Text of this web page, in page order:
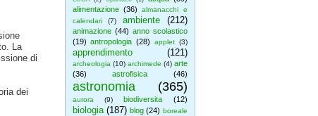
alimentazione (36)
almanacchi e
calendari
(7) ambiente (212)
animazione (44) anno scolastico
(19) antropologia (28) applet (3)
apprendimento (121)
archeologia (10) archimede (4) arte
(36)
astrofisica (46)
astronomia (365)
aurora (9) biodiversita (12)
biologia (187) blog (24) boreale
La
di
dei